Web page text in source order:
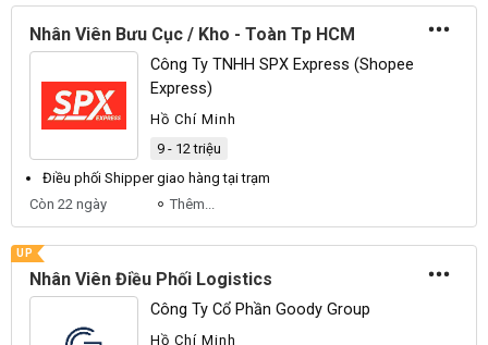
Nhân Viên Bưu Cục / Kho - Toàn Tp HCM
Công Ty TNHH SPX Express (Shopee
Express)
Hồ Chí Minh
9 - 12 triệu
Điều phối Shipper giao hàng tại trạm
Còn 22 ngày
Thêm...
UP
Nhân Viên Điều Phối Logistics
Công Ty Cổ Phần Goody Group
Hồ Chí Minh